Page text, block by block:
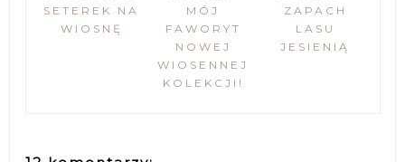
SETEREK NA
WIOSNĘ
MÓJ
FAWORYT
NOWEJ
WIOSENNEJ
KOLEKCJI!
ZAPACH
LASU
JESIENIĄ